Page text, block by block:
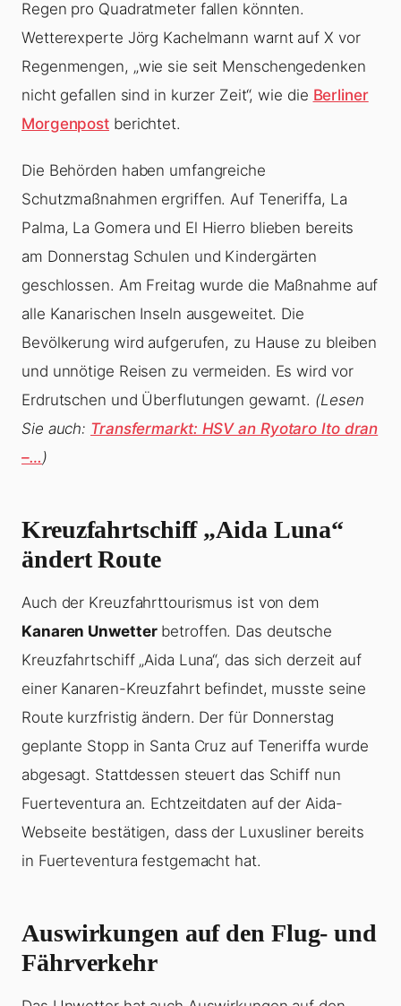
Regen pro Quadratmeter fallen könnten.
Wetterexperte Jörg Kachelmann warnt auf X vor
Regenmengen, „wie sie seit Menschengedenken
nicht gefallen sind in kurzer Zeit“, wie die Berliner
Morgenpost berichtet.
Die Behörden haben umfangreiche
Schutzmaßnahmen ergriffen. Auf Teneriffa, La
Palma, La Gomera und El Hierro blieben bereits
am Donnerstag Schulen und Kindergärten
geschlossen. Am Freitag wurde die Maßnahme auf
alle Kanarischen Inseln ausgeweitet. Die
Bevölkerung wird aufgerufen, zu Hause zu bleiben
und unnötige Reisen zu vermeiden. Es wird vor
Erdrutschen und Überflutungen gewarnt. (Lesen
Sie auch: Transfermarkt: HSV an Ryotaro Ito dran
–…)
Kreuzfahrtschiff „Aida Luna“
ändert Route
Auch der Kreuzfahrttourismus ist von dem
Kanaren Unwetterbetroffen. Das deutsche
Kreuzfahrtschiff „Aida Luna“, das sich derzeit auf
einer Kanaren-Kreuzfahrt befindet, musste seine
Route kurzfristig ändern. Der für Donnerstag
geplante Stopp in Santa Cruz auf Teneriffa wurde
abgesagt. Stattdessen steuert das Schiff nun
Fuerteventura an. Echtzeitdaten auf der Aida-
Webseite bestätigen, dass der Luxusliner bereits
in Fuerteventura festgemacht hat.
Auswirkungen auf den Flug- und
Fährverkehr